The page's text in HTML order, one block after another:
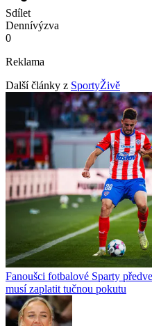
Sdílet
Dennívýzva
0
Reklama
Další články z SportyŽivě
Fanoušci fotbalové Sparty
musí zaplatit tučnou pokutu